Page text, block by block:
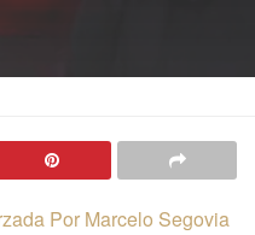
Por Marcelo Segovia